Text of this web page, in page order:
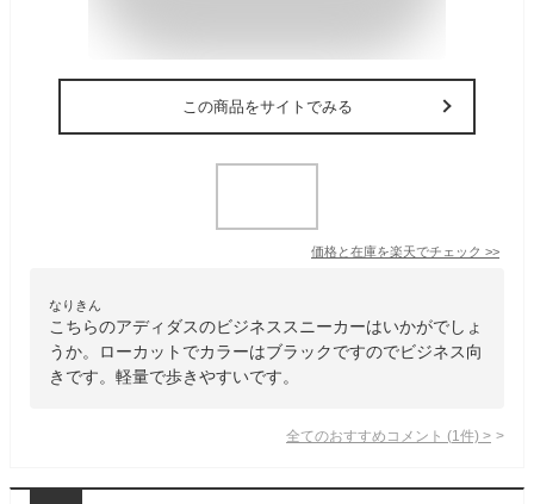
この商品をサイトでみる
価格と在庫を楽天でチェック >>
なりきん
こちらのアディダスのビジネススニーカーはいかがでしょ
うか。ローカットでカラーはブラックですのでビジネス向
きです。軽量で歩きやすいです。
全てのおすすめコメント (1 件) >